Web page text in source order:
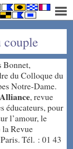
couple
Bonnet,
du Colloque du
Notre-Dame.
Alliance, revue
éducateurs, pour
l’amour, le
Revue
Tél. : 01 43